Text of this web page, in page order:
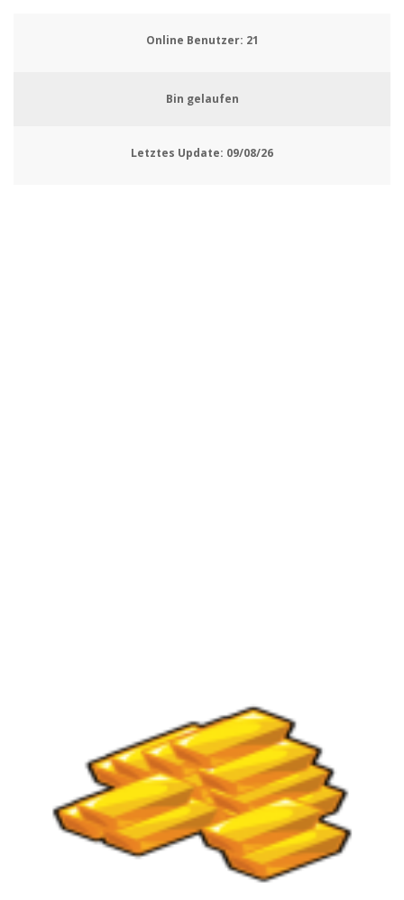
Online Benutzer: 22
Bin gelaufen
Letztes Update: 09/08/26